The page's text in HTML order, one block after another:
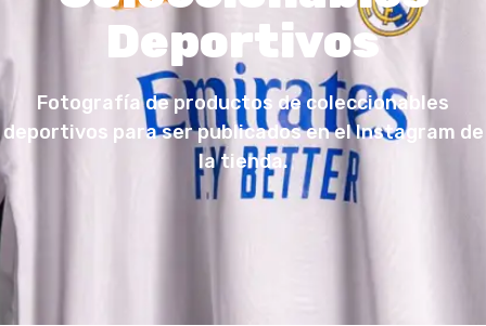
Deportivos
Fotografía de productos de coleccionables
deportivos para ser publicados en el Instagram de
la tienda.